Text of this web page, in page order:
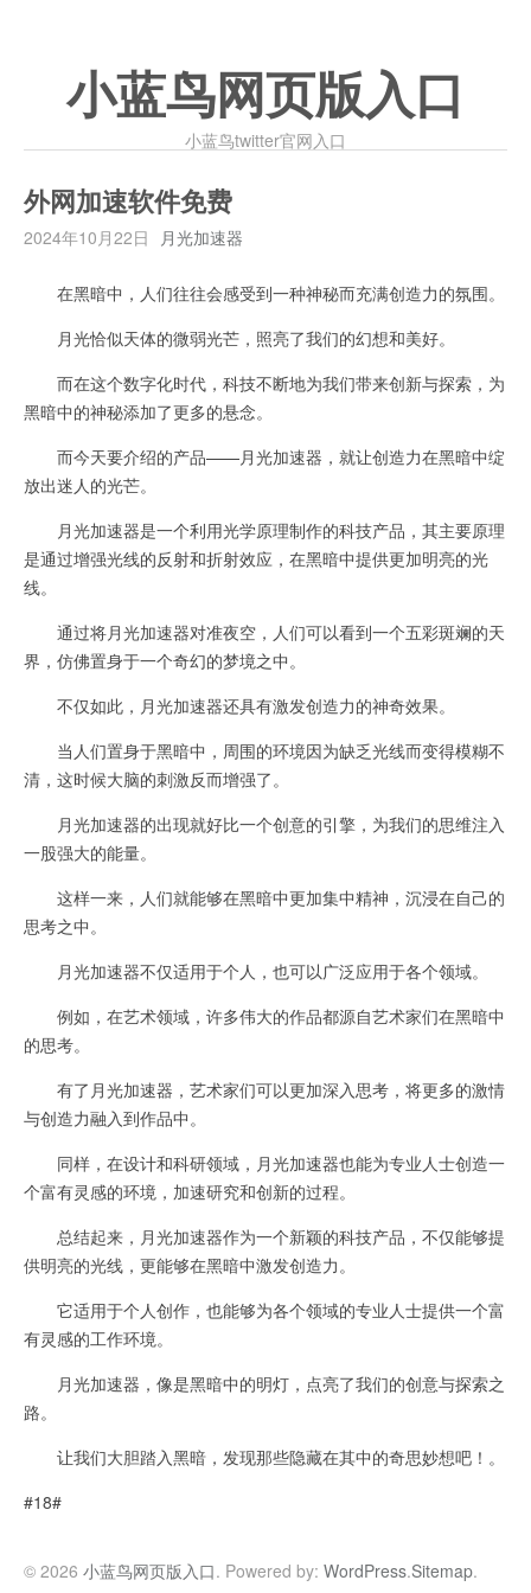
小蓝鸟网页版入口
小蓝鸟twitter官网入口
外网加速软件免费
2024年10月22日 月光加速器
在黑暗中，人们往往会感受到一种神秘而充满创造力的氛围。
月光恰似天体的微弱光芒，照亮了我们的幻想和美好。
而在这个数字化时代，科技不断地为我们带来创新与探索，为
黑暗中的神秘添加了更多的悬念。
而今天要介绍的产品——月光加速器，就让创造力在黑暗中绽
放出迷人的光芒。
月光加速器是一个利用光学原理制作的科技产品，其主要原理
是通过增强光线的反射和折射效应，在黑暗中提供更加明亮的光
线。
通过将月光加速器对准夜空，人们可以看到一个五彩斑斓的天
界，仿佛置身于一个奇幻的梦境之中。
不仅如此，月光加速器还具有激发创造力的神奇效果。
当人们置身于黑暗中，周围的环境因为缺乏光线而变得模糊不
清，这时候大脑的刺激反而增强了。
月光加速器的出现就好比一个创意的引擎，为我们的思维注入
一股强大的能量。
这样一来，人们就能够在黑暗中更加集中精神，沉浸在自己的
思考之中。
月光加速器不仅适用于个人，也可以广泛应用于各个领域。
例如，在艺术领域，许多伟大的作品都源自艺术家们在黑暗中
的思考。
有了月光加速器，艺术家们可以更加深入思考，将更多的激情
与创造力融入到作品中。
同样，在设计和科研领域，月光加速器也能为专业人士创造一
个富有灵感的环境，加速研究和创新的过程。
总结起来，月光加速器作为一个新颖的科技产品，不仅能够提
供明亮的光线，更能够在黑暗中激发创造力。
它适用于个人创作，也能够为各个领域的专业人士提供一个富
有灵感的工作环境。
月光加速器，像是黑暗中的明灯，点亮了我们的创意与探索之
路。
让我们大胆踏入黑暗，发现那些隐藏在其中的奇思妙想吧！。
#18#
© 2026 小蓝鸟网页版入口. Powered by: WordPress.Sitemap.